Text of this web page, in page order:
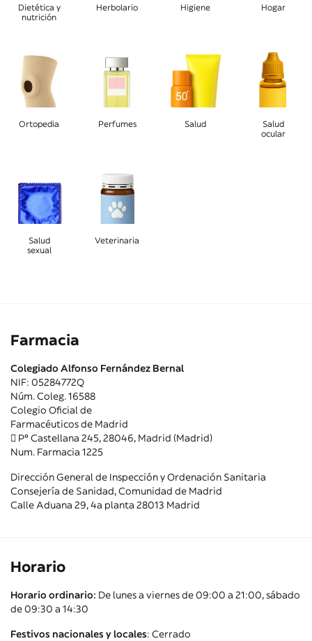
Dietética y
nutrición
Herbolario Higiene Hogar
Ortopedia Perfumes Salud
Salud
ocular
Salud
sexual
Veterinaria
Farmacia
Colegiado Alfonso Fernández Bernal
NIF: 05284772Q
Núm. Coleg. 16588
Colegio Oficial de
Farmacéuticos de Madrid
Pº Castellana 245, 28046, Madrid (Madrid)
Num. Farmacia 1225
Dirección General de Inspección y Ordenación Sanitaria
Consejería de Sanidad, Comunidad de Madrid
Calle Aduana 29, 4a planta 28013 Madrid
Horario
Horario ordinario: De lunes a viernes de 09:00 a 21:00, sábado
de 09:30 a 14:30
Festivos nacionales y locales: Cerrado